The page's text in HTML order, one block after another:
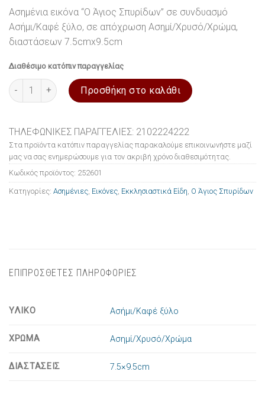
Ασημένια εικόνα “Ο Άγιος Σπυρίδων” σε συνδυασμό
Ασήμι/Καφέ ξύλο, σε απόχρωση Ασημί/Χρυσό/Χρώμα,
διαστάσεων 7.5cmx9.5cm
Διαθέσιμο κατόπιν παραγγελίας
Εικόνα ασημένια Ο Άγιος Σπυρίδων 7.5x9.5cm ποσότητα
Προσθήκη στο καλάθι
ΤΗΛΕΦΩΝΙΚΕΣ ΠΑΡΑΓΓΕΛΙΕΣ: 2102224222
Στα προϊόντα κατόπιν παραγγελίας παρακαλούμε επικοινωνήστε μαζί
μας να σας ενημερώσουμε για τον ακριβή χρόνο διαθεσιμότητας.
Κωδικός προϊόντος: 252601
Κατηγορίες: Ασημένιες Εικόνες Εκκλησιαστικά Είδη Ο Άγιος Σπυρίδων
ΕΠΙΠΡΟΣΘΕΤΕΣ ΠΛΗΡΟΦΟΡΙΕΣ
ΥΛΙΚΟ Ασήμι/Καφέ ξύλο
ΧΡΩΜΑ Ασημί/Χρυσό/Χρώμα
ΔΙΑΣΤΑΣΕΙΣ 7.5×9.5cm